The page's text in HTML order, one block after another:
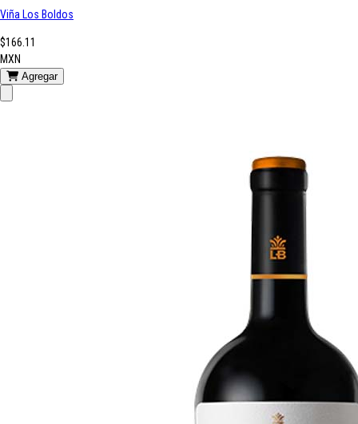
Viña Los Boldos
$166.11
MXN
Agregar